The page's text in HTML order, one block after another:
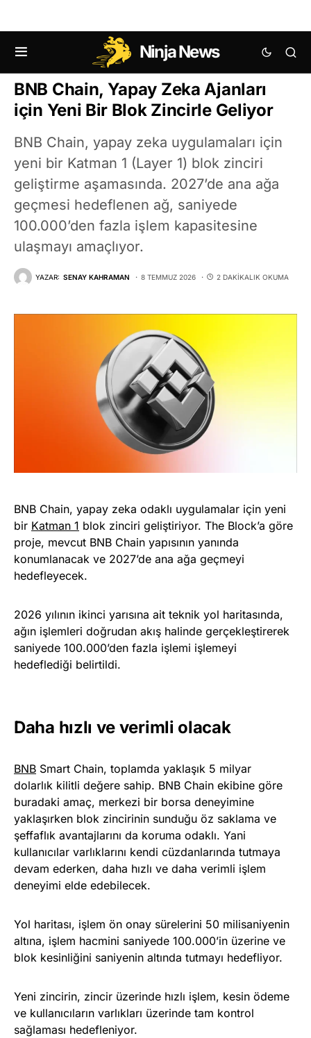
Ninja News
KRIPTO HABERLERI ALTCOIN HABERLERI
BNB Chain, Yapay Zeka Ajanları
için Yeni Bir Blok Zincirle Geliyor
BNB Chain, yapay zeka uygulamaları için
yeni bir Katman 1 (Layer 1) blok zinciri
geliştirme aşamasında. 2027’de ana ağa
geçmesi hedeflenen ağ, saniyede
100.000’den fazla işlem kapasitesine
ulaşmayı amaçlıyor.
YAZAR: SENAY KAHRAMAN 8 TEMMUZ 2026 2 DAKIKALIK OKUMA
BNB Chain, yapay zeka odaklı uygulamalar için yeni
bir Katman 1 blok zinciri geliştiriyor. The Block’a göre
proje, mevcut BNB Chain yapısının yanında
konumlanacak ve 2027’de ana ağa geçmeyi
hedefleyecek.
2026 yılının ikinci yarısına ait teknik yol haritasında,
ağın işlemleri doğrudan akış halinde gerçekleştirerek
saniyede 100.000’den fazla işlemi işlemeyi
hedeflediği belirtildi.
Daha hızlı ve verimli olacak
BNB Smart Chain, toplamda yaklaşık 5 milyar
dolarlık kilitli değere sahip. BNB Chain ekibine göre
buradaki amaç, merkezi bir borsa deneyimine
yaklaşırken blok zincirinin sunduğu öz saklama ve
şeffaflık avantajlarını da koruma odaklı. Yani
kullanıcılar varlıklarını kendi cüzdanlarında tutmaya
devam ederken, daha hızlı ve daha verimli işlem
deneyimi elde edebilecek.
Yol haritası, işlem ön onay sürelerini 50 milisaniyenin
altına, işlem hacmini saniyede 100.000’in üzerine ve
blok kesinliğini saniyenin altında tutmayı hedefliyor.
Yeni zincirin, zincir üzerinde hızlı işlem, kesin ödeme
ve kullanıcıların varlıkları üzerinde tam kontrol
sağlaması hedefleniyor.